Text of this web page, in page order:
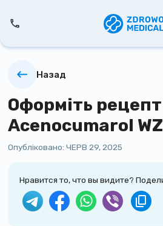
Назад
Оформіть рецепт
Acenocumarol
Опубліковано:ЧЕРВ 29, 2025
Нравится то, что вы видите?